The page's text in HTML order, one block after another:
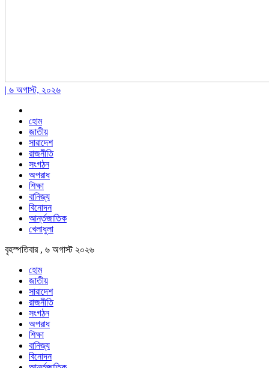
| ৬ অগাস্ট, ২০২৬
হোম
জাতীয়
সারাদেশ
রাজনীতি
সংগঠন
অপরাধ
শিক্ষা
বানিজ্য
বিনোদন
আর্ন্তজাতিক
খেলাধুলা
বৃহস্পতিবার , ৬ অগাস্ট ২০২৬
হোম
জাতীয়
সারাদেশ
রাজনীতি
সংগঠন
অপরাধ
শিক্ষা
বানিজ্য
বিনোদন